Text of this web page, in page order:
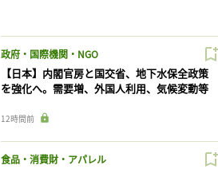
政府・国際機関・NGO
【日本】内閣官房と国交省、地下水保全政策
を強化へ。需要増、外国人利用、気候変動等
12時間前
食品・消費財・アパレル